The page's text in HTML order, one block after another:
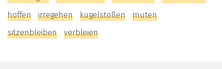
hoffen
irregehen kugelstoßen
muten
sitzenbleiben
verbleien